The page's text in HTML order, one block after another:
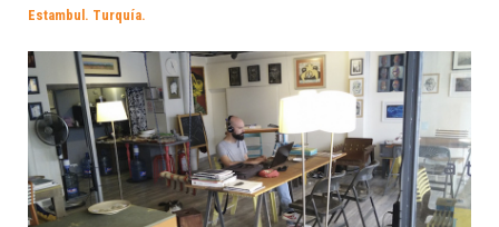
Estambul. Turquía.